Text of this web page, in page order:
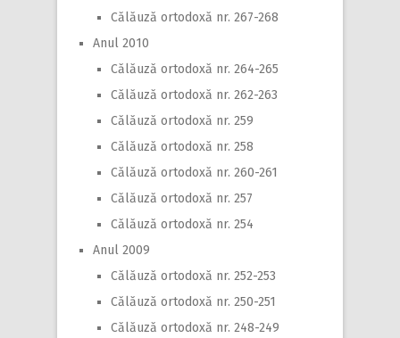
Călăuză ortodoxă nr. 267-268
Anul 2010
Călăuză ortodoxă nr. 264-265
Călăuză ortodoxă nr. 262-263
Călăuză ortodoxă nr. 259
Călăuză ortodoxă nr. 258
Călăuză ortodoxă nr. 260-261
Călăuză ortodoxă nr. 257
Călăuză ortodoxă nr. 254
Anul 2009
Călăuză ortodoxă nr. 252-253
Călăuză ortodoxă nr. 250-251
Călăuză ortodoxă nr. 248-249